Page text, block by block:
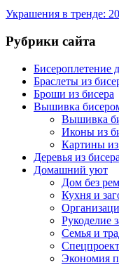
Украшения в тренде:
Рубрики сайта
Бисероплетение
Браслеты из
Броши из бисера
Вышивка
Вышивка
Иконы из
Картины из
Деревья из бисера
Домашний уют
Дом без
Кухня и
Рукоделие
Семья и
Экономия